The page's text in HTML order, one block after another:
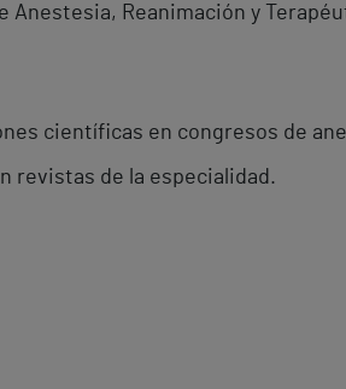
Reanimación y
científicas en congresos de
revistas de la especialidad.